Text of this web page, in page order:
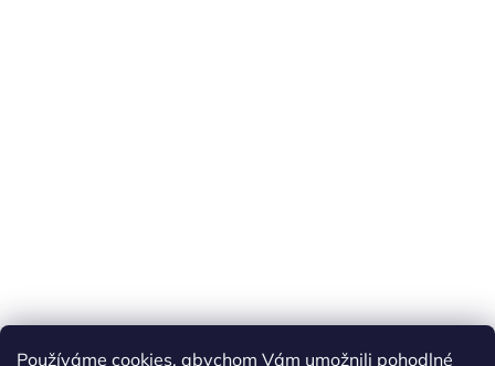
Používáme cookies, abychom Vám umožnili pohodlné